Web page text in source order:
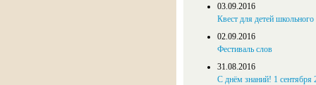
03.09.2016
Квест для детей школьного
02.09.2016
Фестиваль слов
31.08.2016
С днём знаний! 1 сентября